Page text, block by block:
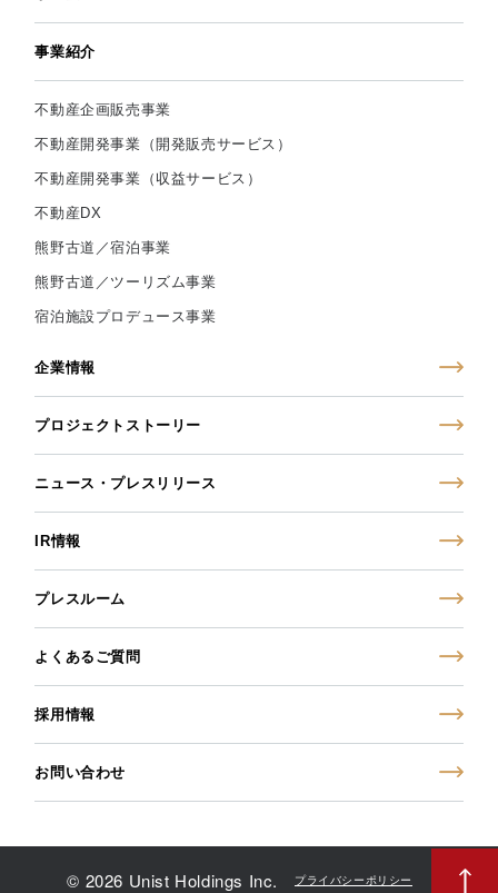
事業紹介
不動産企画販売事業
不動産開発事業（開発販売サービス）
不動産開発事業（収益サービス）
不動産DX
熊野古道／宿泊事業
熊野古道／ツーリズム事業
宿泊施設プロデュース事業
企業情報
プロジェクトストーリー
ニュース・プレスリリース
IR情報
プレスルーム
よくあるご質問
採用情報
お問い合わせ
© 2026 Unist Holdings Inc. プライバシーポリシー